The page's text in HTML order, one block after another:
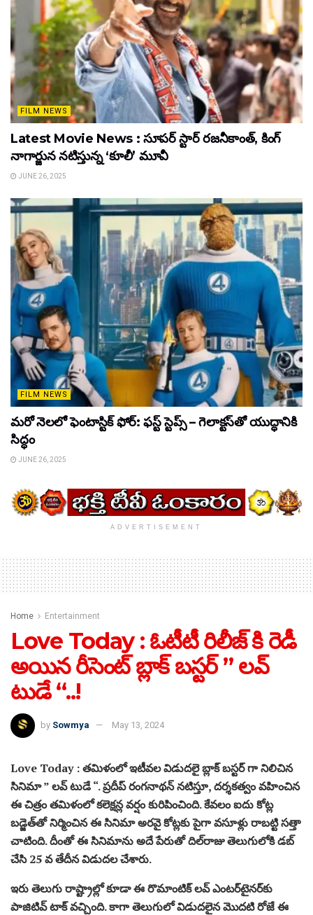
FILM NEWS
Latest Movie News : సూపర్ స్టార్ రజనీకాంత్, కింగ్
నాగార్జున నటిస్తున్న ‘కూలీ’ మూవీ
JUNE 26, 2025
FILM NEWS
మరో నెలలో ఫెంటాస్టిక్ ఫోర్: ఫస్ట్ స్టెప్స్ – గెలాక్టస్‌తో యుద్ధానికి
సిద్ధం
JUNE 26, 2025
ADVERTISEMENT
Home Entertainment
Love Today : ఓటీటీ రిలీజ్ కి రెడీ
అయిన రీసెంట్ బ్లాక్ బస్టర్ ” లవ్
టుడే “..!
by Sowmya May 13, 2024
Love Today : తమిళంలో ఇటీవల విడుదలై బ్లాక్ బస్టర్ గా నిలిచిన
సినిమా ” లవ్ టుడే “. ప్రదీప్‌ రంగనాథన్‌ నటిస్తూ, దర్శకత్వం వహించిన
ఈ చిత్రం తమిళంలో కలెక్షన్ల వర్షం కురిపించింది. కేవలం ఐదు కోట్ల
బడ్జెత్‌తో నిర్మించిన ఈ సినిమా అర‌వై కోట్లకు పైగా వసూళ్లు రాబ‌ట్టి సత్తా
చాటింది. దీంతో ఈ సినిమాను అదే పేరుతో దిల్‌రాజు తెలుగులోకి డ‌బ్
చేసి 25 వ తేదీన విడుదల చేశారు.
ఇరు తెలుగు రాష్ట్రాల్లో కూడా ఈ రొమాంటిక్‌ లవ్‌ ఎంటర్‌టైనర్‌కు
పాజిటివ్‌ టాక్‌ వచ్చింది. కాగా తెలుగులో విడుదలైన మొదటి రోజే ఈ